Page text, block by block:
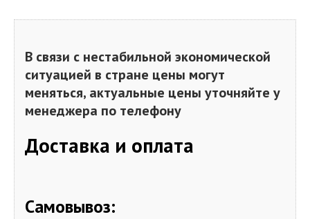
В связи с нестабильной экономической
ситуацией в стране цены могут
меняться, актуальные цены уточняйте у
менеджера по телефону
Доставка и оплата
Самовывоз: